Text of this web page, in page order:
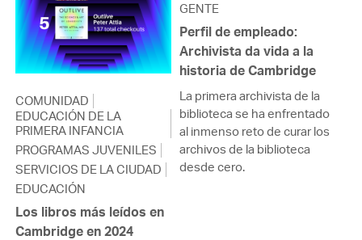
COMUNIDAD
EDUCACIÓN DE LA
PRIMERA INFANCIA
PROGRAMAS JUVENILES
SERVICIOS DE LA CIUDAD
EDUCACIÓN
Los libros más leídos en
Cambridge en 2024
GENTE
Perfil de empleado:
Archivista da vida a la
historia de Cambridge
La primera archivista de la
biblioteca se ha enfrentado
al inmenso reto de curar los
archivos de la biblioteca
desde cero.